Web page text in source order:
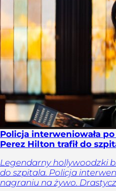
Policja interweniowała
Perez Hilton trafił do
Legendarny hollywoodzki
do szpitala. Policja
nagraniu na żywo.